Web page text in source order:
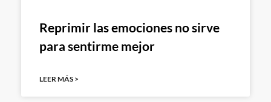
Reprimir las emociones no sirve
para sentirme mejor
LEER MÁS >